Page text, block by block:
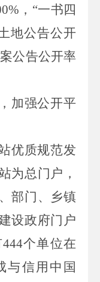
% ，“一书四
地公告公开
公告公开率
加强公开平
优质规范发
为总门户，
部门、乡镇
设政府门户
444个单位在
与信用中国